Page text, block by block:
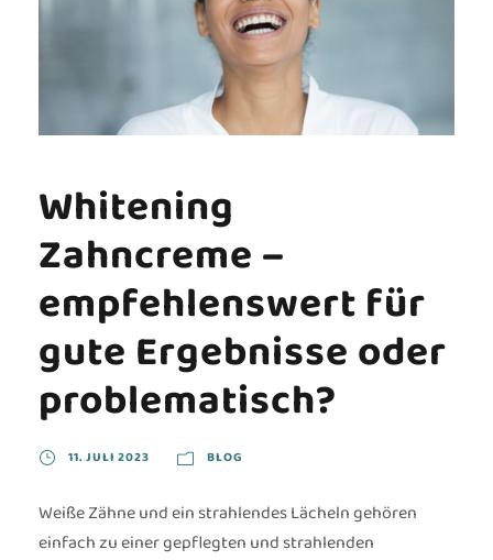
Whitening
Zahncreme –
empfehlenswert für
gute Ergebnisse oder
problematisch?
11. JULI 2023 BLOG
Weiße Zähne und ein strahlendes Lächeln gehören
einfach zu einer gepflegten und strahlenden